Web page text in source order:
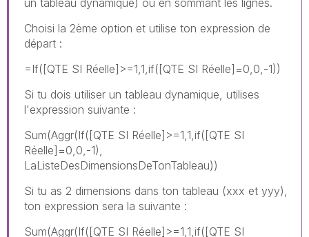
un tableau dynamique) ou en sommant les lignes.
Choisi la 2ème option et utilise ton expression de
départ :
=If([QTE SI Réelle]>=1,1,if([QTE SI Réelle]=0,0,-1))
Si tu dois utiliser un tableau dynamique, utilises
l'expression suivante :
Sum(Aggr(If([QTE SI Réelle]>=1,1,if([QTE SI
Réelle]=0,0,-1),
LaListeDesDimensionsDeTonTableau))
Si tu as 2 dimensions dans ton tableau (xxx et yyy),
ton expression sera la suivante :
Sum(Aggr(If([QTE SI Réelle]>=1,1,if([QTE SI